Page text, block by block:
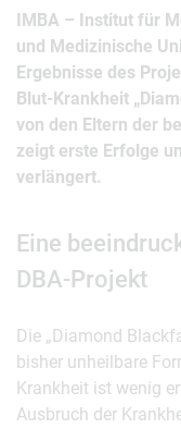
IMBA – Institut für
und Medizinische
Ergebnisse des
Blut-Krankheit
von den Eltern der
zeigt erste Erfolge
verlängert.
Eine
DBA-Projekt
Die „Diamond
bisher unheilbare
Krankheit ist wenig
Ausbruch der